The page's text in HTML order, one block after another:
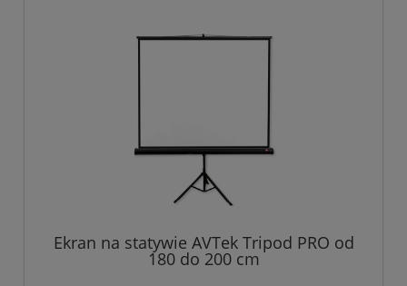
Ekran na statywie AVTek Tripod PRO od
180 do 200 cm